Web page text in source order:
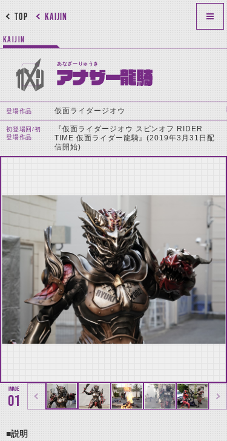
KAIJIN
TOP
KAIJIN
あなざーりゅうき
アナザー龍騎
登場作品 仮面ライダージオウ
初登場回/初
登場作品
『仮面ライダージオウ スピンオフ RIDER
TIME 仮面ライダー龍騎』(2019年3月31日配
信開始)
01
■説明